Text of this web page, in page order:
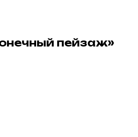
пейзаж»